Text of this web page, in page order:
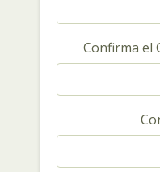
Confirma el